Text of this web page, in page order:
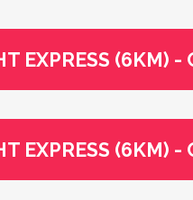
EXPRESS (6KM) -
EXPRESS (6KM) -